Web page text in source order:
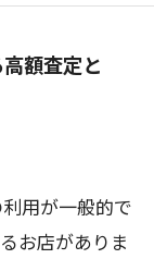
額査定と
用が一般的で
お店がありま